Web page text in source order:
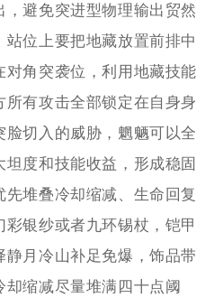
避免突进型物理输出贸然
位上要把地藏放置前排中
角突袭位，利用地藏技能
有攻击全部锁定在自身身
切入的威胁，魍魉可以全
度和技能收益，形成稳固
堆叠冷却缩减、生命回复
银纱或者九环锡杖，铠甲
月冷山补足免爆，饰品带
缩减尽量堆满四十点阈